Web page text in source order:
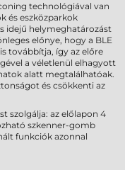
technológiával van
és eszközparkok
idejű helymeghatározást
előnye, hogy a BLE
továbbítja, így az előre
a véletlenül elhagyott
alatt megtalálhatóak.
és csökkenti az
szolgálja: az előlapon 4
szkenner-gomb
funkciók azonnal